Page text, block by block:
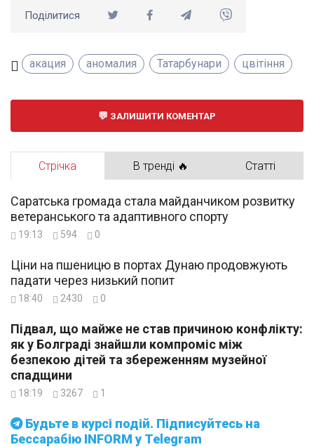
Поділитися
акация аномалия Татарбунари цвітіння
ЗАЛИШИТИ КОМЕНТАР
Стрічка В тренді 🔥 Статті
Будьте в курсі подій. Підписуйтесь на
Бессарабію INFORM у Telegram
Саратська громада стала майданчиком розвитку
ветеранського та адаптивного спорту
19:13 594 0
Ціни на пшеницю в портах Дунаю продовжують
падати через низький попит
18:40 2430 0
Підвал, що майже не став причиною конфлікту:
як у Болграді знайшли компроміс між
безпекою дітей та збереженням музейної
спадщини
18:19 3267 1